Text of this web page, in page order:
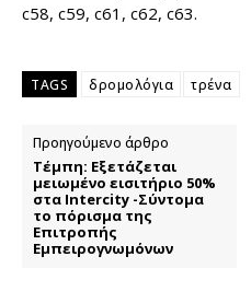
c58, c59, c61, c62, c63.
TAGS δρομολόγια τρένα
Προηγούμενο άρθρο
Τέμπη: Εξετάζεται
μειωμένο εισιτήριο 50%
στα Intercity -Σύντομα
το πόρισμα της
Επιτροπής
Εμπειρογνωμόνων